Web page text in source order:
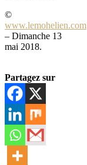
©
www.lemohelien.com
– Dimanche 13
mai 2018.
Partagez sur